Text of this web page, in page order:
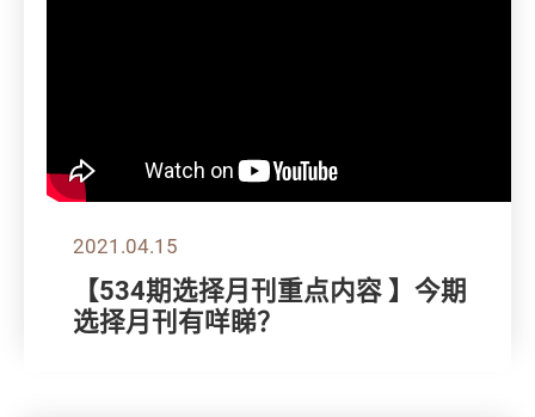
2021.04.15
【534期选择月刊重点内容 】今期
选择月刊有咩睇？